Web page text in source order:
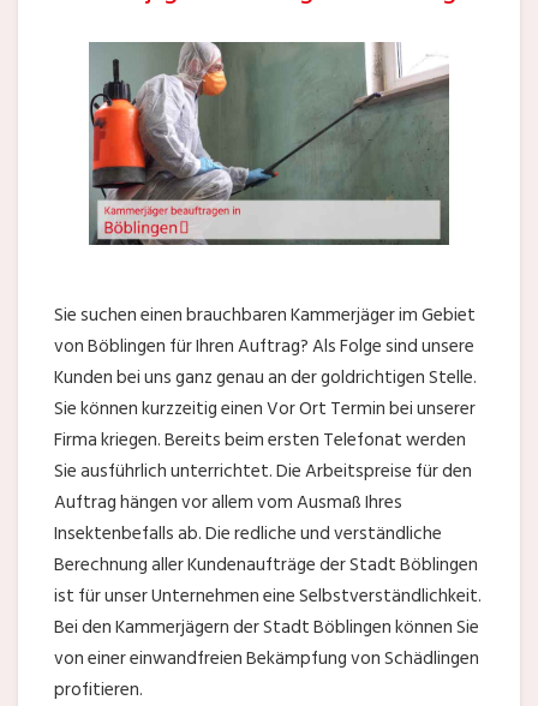
Sie suchen einen brauchbaren Kammerjäger im Gebiet
von Böblingen für Ihren Auftrag? Als Folge sind unsere
Kunden bei uns ganz genau an der goldrichtigen Stelle.
Sie können kurzzeitig einen Vor Ort Termin bei unserer
Firma kriegen. Bereits beim ersten Telefonat werden
Sie ausführlich unterrichtet. Die Arbeitspreise für den
Auftrag hängen vor allem vom Ausmaß Ihres
Insektenbefalls ab. Die redliche und verständliche
Berechnung aller Kundenaufträge der Stadt Böblingen
ist für unser Unternehmen eine Selbstverständlichkeit.
Bei den Kammerjägern der Stadt Böblingen können Sie
von einer einwandfreien Bekämpfung von Schädlingen
profitieren.